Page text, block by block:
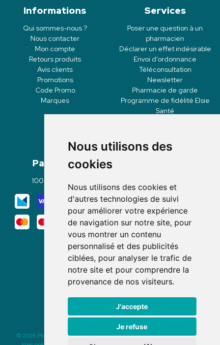
Nous utilisons des
cookies
Nous utilisons des cookies et
d'autres technologies de suivi
pour améliorer votre expérience
de navigation sur notre site, pour
vous montrer un contenu
personnalisé et des publicités
ciblées, pour analyser le trafic de
notre site et pour comprendre la
provenance de nos visiteurs.
J'accepte
Je refuse
Informations
Qui sommes-nous ?
Nous contacter
Mon compte
Retours produits
Avis clients
Promotions
Code Promo
Marques
Services
Poser une question à un
pharmacien
Déclarer un effet indésirable
Envoi d’ordonnance
Téléconsultation
Newsletter
Pharmacie de garde
Programme de fidélité Elsie
Santé
Paiement
100% sécurisé
Mode de livraison
Nous suivre
© 2026 Pharmacie des Rochettes | Tous droits réservés | Apotekisto